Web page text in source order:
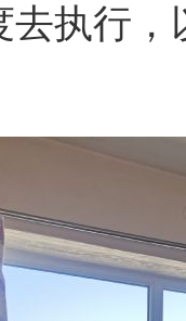
去执行